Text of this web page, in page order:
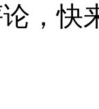
，快